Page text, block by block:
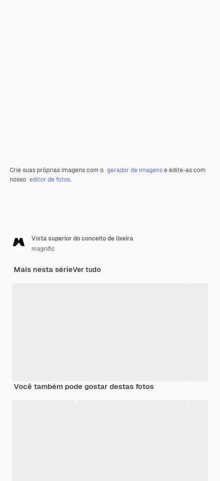
Crie suas próprias imagens com o gerador de imagense edite-as com
nosso editor de fotos.
Vista superior do conceito de lixeira
magnific
Mais nesta sérieVer tudo
Você também pode gostar destas fotos